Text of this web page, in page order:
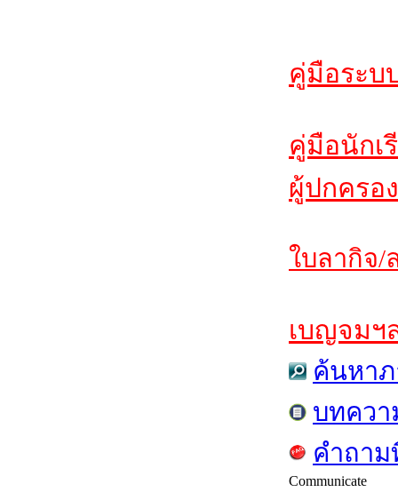
คู่มือระบ
คู่มือนักเ
ผู้ปกครอ
ใบลากิจ/
เบญจมฯ
ค้นหาภ
บทควา
คำถา
Communicate